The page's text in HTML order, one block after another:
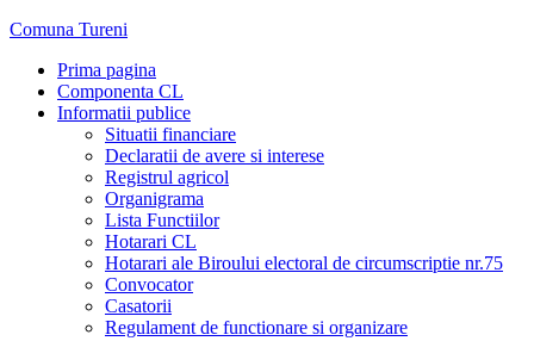
Skip
content
Comuna Tureni
Prima pagina
Componenta CL
Informatii publice
Situatii financiare
Declaratii de avere si interese
Registrul agricol
Organigrama
Lista Functiilor
Hotarari CL
Hotarari ale Biroului electoral de circumscriptie nr.75
Convocator
Casatorii
Regulament de functionare si organizare